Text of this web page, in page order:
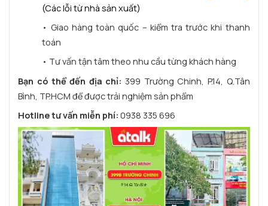
(Các lỗi từ nhà sản xuất)
• Giao hàng toàn quốc – kiểm tra trước khi thanh
toán
• Tư vấn tận tâm theo nhu cầu từng khách hàng
Bạn có thể đến địa chỉ: 399 Trường Chinh, P.14, Q.Tân
Bình, TP.HCM để được trải nghiệm sản phẩm
Hotline tư vấn miễn phí:0938 335 696